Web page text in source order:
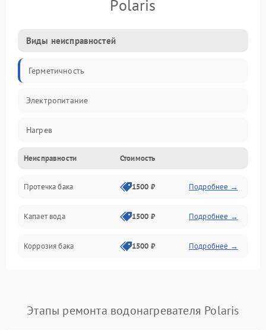
Polaris
Виды неисправностей
Герметичность
Электропитание
Нагрев
Датчики
Механика
Неисправности Стоимость
Протечка бака 1500 ₽ Подробнее →
Капает вода 1500 ₽ Подробнее →
Коррозия бака 1500 ₽ Подробнее →
Этапы ремонта водонагревателя Polaris